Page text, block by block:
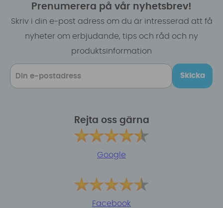
Prenumerera på vår nyhetsbrev!
Skriv i din e-post adress om du är intresserad att få
nyheter om erbjudande, tips och råd och ny
produktsinformation
Skicka
Rejta oss gärna
Google
Facebook